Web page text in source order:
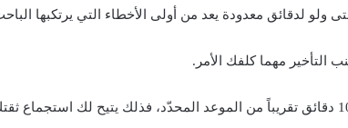
ولو لدقائق معدودة يعد من أولى الأخطاء التي يرتكبها
التأخير مهما كلفك الأمر.